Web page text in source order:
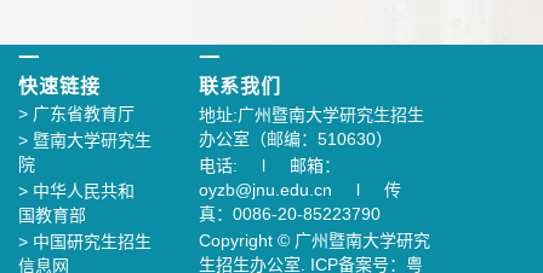
一
快速链接
> 广东省教育厅
> 暨南大学研究生
院
> 中华人民共和
国教育部
> 中国研究生招生
信息网
一
联系我们
地址:广州暨南大学研究生招生
办公室（邮编：510630）
电话: l 邮箱：
oyzb@jnu.edu.cn l 传
真：0086-20-85223790
Copyright © 广州暨南大学研究
生招生办公室. ICP备案号：粤